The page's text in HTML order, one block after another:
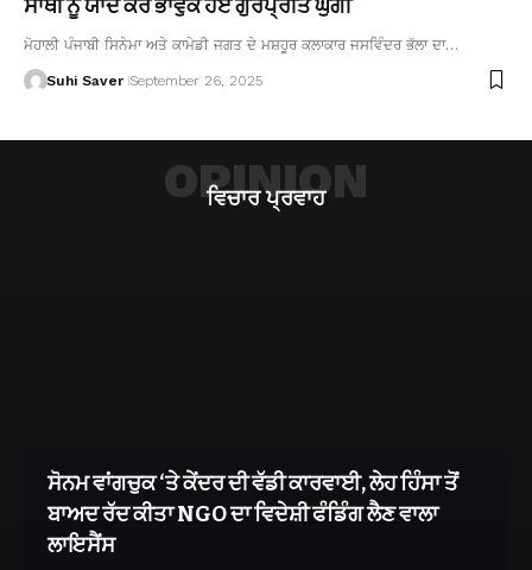
ਸਾਥੀ ਨੂੰ ਯਾਦ ਕਰ ਭਾਵੁਕ ਹੋਏ ਗੁਰਪ੍ਰੀਤ ਘੁੱਗੀ
ਮੋਹਾਲੀ ਪੰਜਾਬੀ ਸਿਨੇਮਾ ਅਤੇ ਕਾਮੇਡੀ ਜਗਤ ਦੇ ਮਸ਼ਹੂਰ ਕਲਾਕਾਰ ਜਸਵਿੰਦਰ ਭੱਲਾ ਦਾ…
Suhi Saver September 26, 2025
ਵਿਚਾਰ ਪ੍ਰਵਾਹ
OPINION
ਸੋਨਮ ਵਾਂਗਚੁਕ ‘ਤੇ ਕੇਂਦਰ ਦੀ ਵੱਡੀ ਕਾਰਵਾਈ, ਲੇਹ ਹਿੰਸਾ ਤੋਂ
ਬਾਅਦ ਰੱਦ ਕੀਤਾ NGO ਦਾ ਵਿਦੇਸ਼ੀ ਫੰਡਿੰਗ ਲੈਣ ਵਾਲਾ
ਲਾਇਸੈਂਸ